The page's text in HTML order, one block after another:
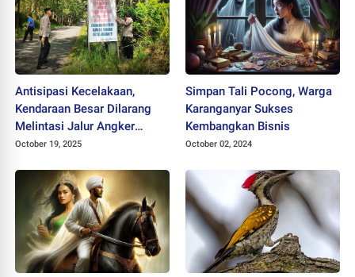
Antisipasi Kecelakaan,
Kendaraan Besar Dilarang
Melintasi Jalur Angker
Gunung Tunggangan
October 19, 2025
Simpan Tali Pocong, Warga
Karanganyar Sukses
Kembangkan Bisnis
October 02, 2024